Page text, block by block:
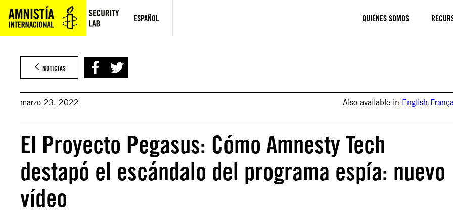
ESPAÑOL QUIÉNES SOMOS
contenido
NOTICIAS
marzo 23, 2022 Also available in English,
El Proyecto Pegasus: Cómo Amnesty Tech
destapó el escándalo del programa espía: nuevo
vídeo